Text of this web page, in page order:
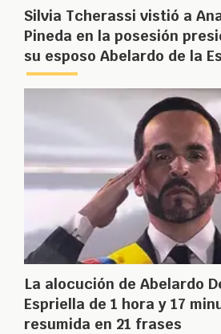
Silvia Tcherassi vistió a
Pineda en la posesión
su esposo Abelardo de la
La alocución de Abelardo
Espriella de 1 hora y 17
resumida en 21 frases